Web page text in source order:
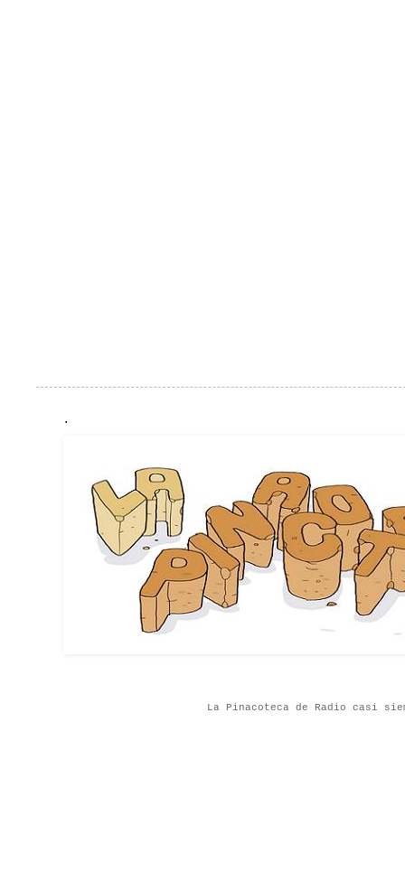
.
La Pinacoteca de Radio casi